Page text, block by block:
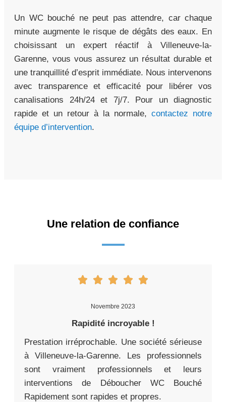
Un WC bouché ne peut pas attendre, car chaque
minute augmente le risque de dégâts des eaux. En
choisissant un expert réactif à Villeneuve-la-
Garenne, vous vous assurez un résultat durable et
une tranquillité d’esprit immédiate. Nous intervenons
avec transparence et efficacité pour libérer vos
canalisations 24h/24 et 7j/7. Pour un diagnostic
rapide et un retour à la normale, contactez notre
équipe d’intervention.
Une relation de confiance
Novembre 2023
Rapidité incroyable !
Prestation irréprochable. Une société sérieuse
à Villeneuve-la-Garenne. Les professionnels
sont vraiment professionnels et leurs
interventions de Déboucher WC Bouché
Rapidement sont rapides et propres.